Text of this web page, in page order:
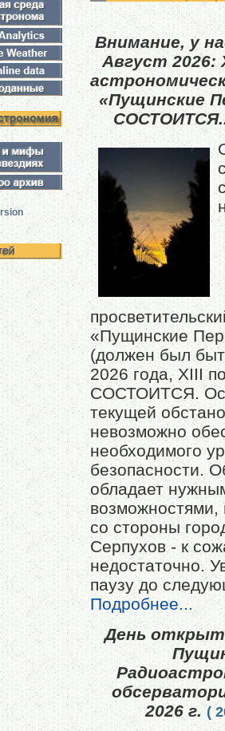
Внимание, у
Август 2026:
«Пущинские
«Пущинские
(должен был
2026 года, XIII
СОСТОИТСЯ.
текущей
невозможно
необходимого
безопасности.
обладает
возможностями,
со стороны
Серпухов - к
недостаточно.
паузу до
Подробнее...
День
2026 г. (